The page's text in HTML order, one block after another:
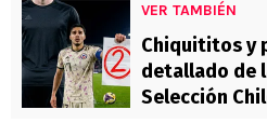
VER TAMBIÉN
Chiquititos y
detallado de
Selección